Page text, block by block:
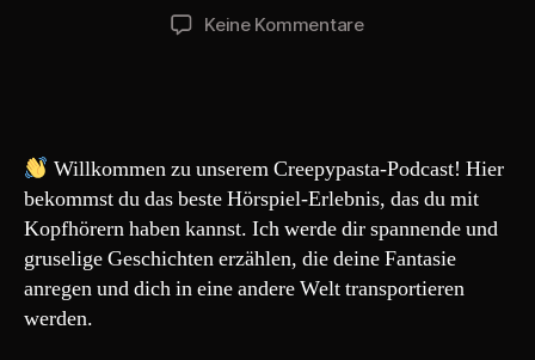
Keine Kommentarezu
Willkommen zu unserem Creepypasta-Podcast! Hier
bekommst du das beste Hörspiel-Erlebnis, das du mit
Kopfhörern haben kannst. Ich werde dir spannende und
gruselige Geschichten erzählen, die deine Fantasie
anregen und dich in eine andere Welt transportieren
werden.